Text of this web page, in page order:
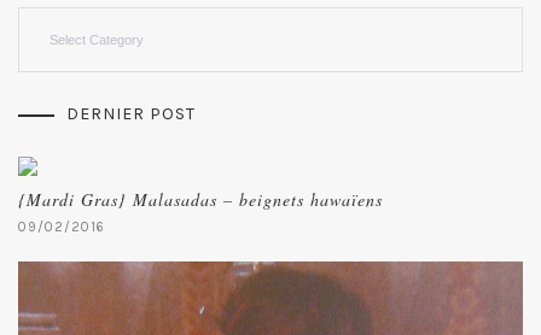
DERNIER POST
{Mardi Gras} Malasadas – beignets hawaïens
09/02/2016